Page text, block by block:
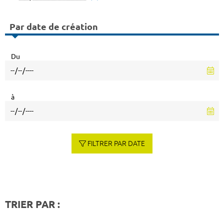
Par date de création
Du
à
FILTRER PAR DATE
TRIER PAR :